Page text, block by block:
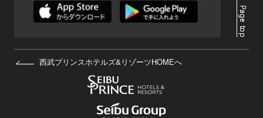
西武プリンスホテルズ&リゾーツHOMEへ